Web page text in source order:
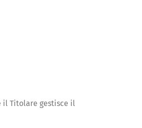
il Titolare gestisce il